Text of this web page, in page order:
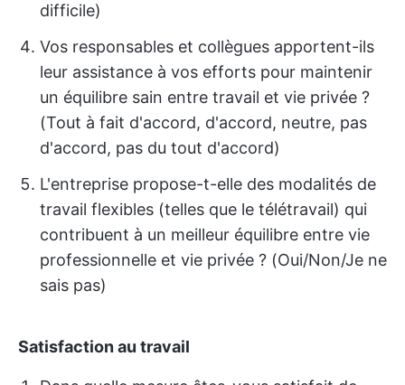
difficile)
Vos responsables et collègues apportent-ils
leur assistance à vos efforts pour maintenir
un équilibre sain entre travail et vie privée ?
(Tout à fait d'accord, d'accord, neutre, pas
d'accord, pas du tout d'accord)
L'entreprise propose-t-elle des modalités de
travail flexibles (telles que le télétravail) qui
contribuent à un meilleur équilibre entre vie
professionnelle et vie privée ? (Oui/Non/Je ne
sais pas)
Satisfaction au travail